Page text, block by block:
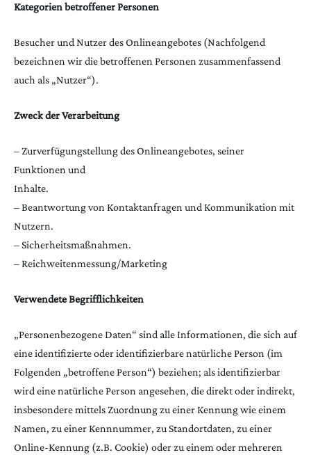
Kategorien betroffener Personen
Besucher und Nutzer des Onlineangebotes (Nachfolgend
bezeichnen wir die betroffenen Personen zusammenfassend
auch als „Nutzer“).
Zweck der Verarbeitung
– Zurverfügungstellung des Onlineangebotes, seiner
Funktionen und
Inhalte.
– Beantwortung von Kontaktanfragen und Kommunikation mit
Nutzern.
– Sicherheitsmaßnahmen.
– Reichweitenmessung/Marketing
Verwendete Begrifflichkeiten
„Personenbezogene Daten“ sind alle Informationen, die sich auf
eine identifizierte oder identifizierbare natürliche Person (im
Folgenden „betroffene Person“) beziehen; als identifizierbar
wird eine natürliche Person angesehen, die direkt oder indirekt,
insbesondere mittels Zuordnung zu einer Kennung wie einem
Namen, zu einer Kennnummer, zu Standortdaten, zu einer
Online-Kennung (z.B. Cookie) oder zu einem oder mehreren